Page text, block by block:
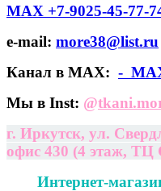
МАХ +7-9025-45-77-
e-mail: more38@list.ru
Канал в МАХ: -
Мы в Inst: @
г. Иркутск, ул.
офис 430 (4 этаж, ТЦ
Интернет-